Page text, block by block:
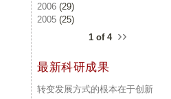
2006 (29)
2005 (25)
1 of 4 ››
最新科研成果
转变发展方式的根本在于创新